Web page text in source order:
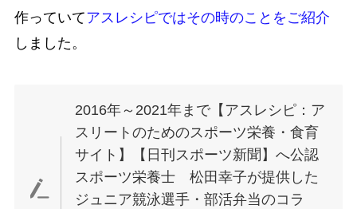
作っていてアスレシピではその時のこ とをご紹介
しました。
2016年～2021年まで【アスレシピ：ア
スリートのためのスポーツ栄養・食育
サイト】【日刊スポーツ新聞】へ公認
スポーツ栄養士 松田幸子が提供した
ジュニア競泳選手・部活弁当のコラ